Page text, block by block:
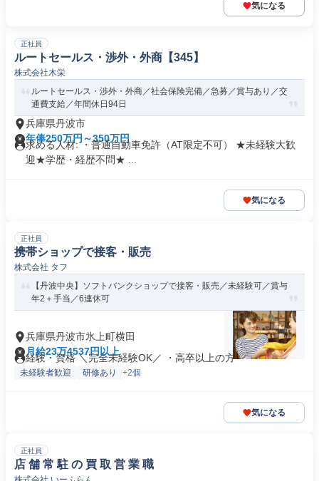
気になる
正社員
ルートセールス・渉外・外商【345】
株式会社木栄
ルートセールス・渉外・外商／社会保険完備／急募／賞与あり／交
通費支給／年間休日94日
兵庫県丹波市
年俸250万円～350万円
求める人材: ・普通自動車免許（AT限定不可） ★未経験大歓
迎★学歴・経歴不問★ ...
気になる
正社員
携帯ショップで接客・販売
株式会社 タフ
【丹波中央】ソフトバンクショップで接客・販売／未経験可／賞与
年2＋手当／6連休可
兵庫県丹波市氷上町横田
月給23万4537円以上
経験・資格 ＼完全未経験OK／ ・高卒以上の方
未経験者歓迎 研修あり +2個
気になる
正社員
店 舗 常 駐 の 買 取 営 業 職